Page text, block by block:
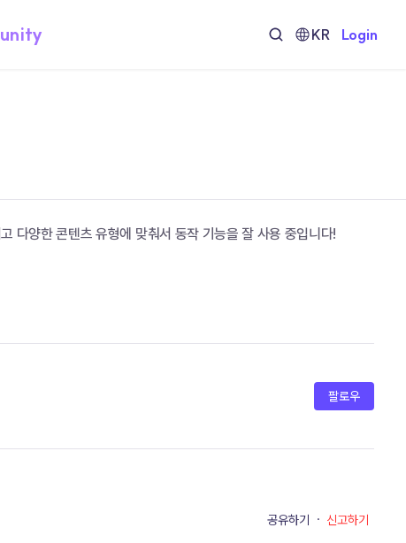
KR Login
다양한 콘텐츠 유형에 맞춰서 동작 기능을 잘 사용 중입니다!
팔로우
공유하기 · 신고하기